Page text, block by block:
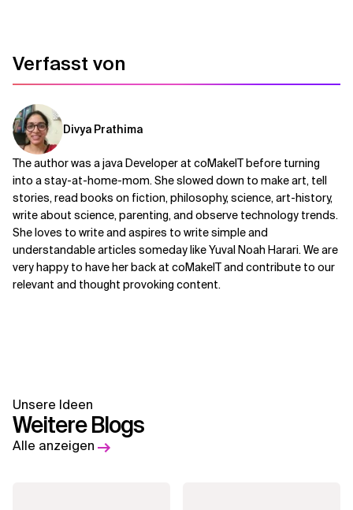
Verfasst von
Divya Prathima
The author was a java Developer at coMakeIT before turning
into a stay-at-home-mom. She slowed down to make art, tell
stories, read books on fiction, philosophy, science, art-history,
write about science, parenting, and observe technology trends.
She loves to write and aspires to write simple and
understandable articles someday like Yuval Noah Harari. We are
very happy to have her back at coMakeIT and contribute to our
relevant and thought provoking content.
Unsere Ideen
Weitere Blogs
Alle anzeigen